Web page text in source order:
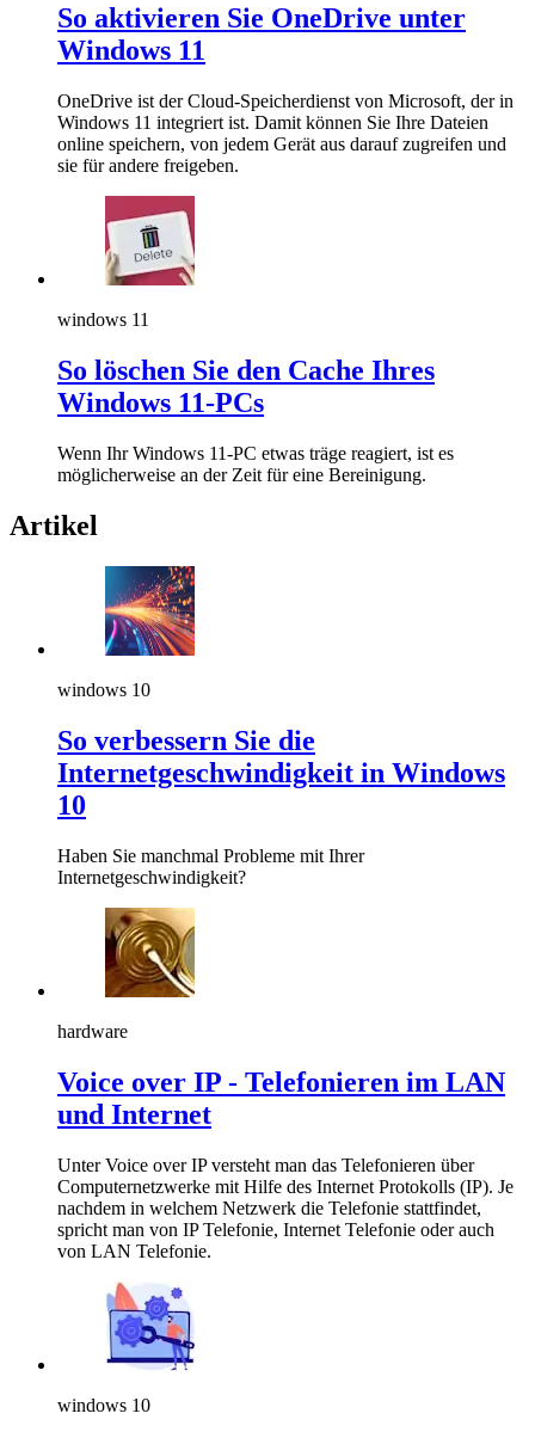
So aktivieren Sie OneDrive unter
Windows 11
OneDrive ist der Cloud-Speicherdienst von Microsoft, der in
Windows 11 integriert ist. Damit können Sie Ihre Dateien
online speichern, von jedem Gerät aus darauf zugreifen und
sie für andere freigeben.
windows 11
So löschen Sie den Cache Ihres
Windows 11-PCs
Wenn Ihr Windows 11-PC etwas träge reagiert, ist es
möglicherweise an der Zeit für eine Bereinigung.
Artikel
windows 10
So verbessern Sie die
Internetgeschwindigkeit in Windows
10
Haben Sie manchmal Probleme mit Ihrer
Internetgeschwindigkeit?
hardware
Voice over IP - Telefonieren im LAN
und Internet
Unter Voice over IP versteht man das Telefonieren über
Computernetzwerke mit Hilfe des Internet Protokolls (IP). Je
nachdem in welchem Netzwerk die Telefonie stattfindet,
spricht man von IP Telefonie, Internet Telefonie oder auch
von LAN Telefonie.
windows 10